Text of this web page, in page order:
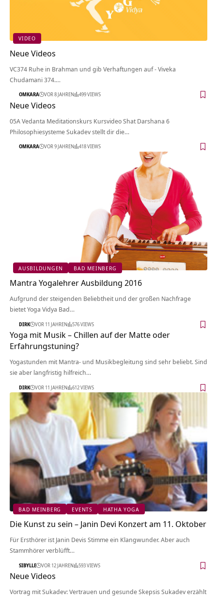
VIDEO
Neue Videos
VC374 Ruhe in Brahman und gib Verhaftungen auf - Viveka
Chudamani 374.…
OMKARA VOR 8 JAHREN 499 VIEWS
Neue Videos
05A Vedanta Meditationskurs Kursvideo Shat Darshana 6
Philosophiesysteme Sukadev stellt dir die…
OMKARA VOR 9 JAHREN 418 VIEWS
AUSBILDUNGEN BAD MEINBERG
Mantra Yogalehrer Ausbildung 2016
Aufgrund der steigenden Beliebtheit und der großen Nachfrage
bietet Yoga Vidya Bad…
DIRK VOR 11 JAHREN 576 VIEWS
Yoga mit Musik – Chillen auf der Matte oder
Erfahrungstuning?
Yogastunden mit Mantra- und Musikbegleitung sind sehr beliebt. Sind
sie aber langfristig hilfreich…
DIRK VOR 11 JAHREN 612 VIEWS
BAD MEINBERG EVENTS HATHA YOGA
Die Kunst zu sein – Janin Devi Konzert am 11. Oktober
Für Ersthörer ist Janin Devis Stimme ein Klangwunder. Aber auch
Stammhörer verblüfft…
SIBYLLE VOR 12 JAHREN 593 VIEWS
Neue Videos
Vortrag mit Sukadev: Vertrauen und gesunde Skepsis Sukadev erzählt